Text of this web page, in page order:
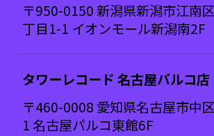
〒950-0150 新潟県新潟市江南
丁目1-1 イオンモール新潟南2F
タワーレコード 名古屋パルコ店
〒460-0008 愛知県名古屋市中
1 名古屋パルコ東館6F